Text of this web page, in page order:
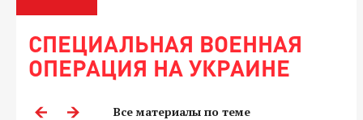
СПЕЦИАЛЬНАЯ ВОЕННАЯ
ОПЕРАЦИЯ НА УКРАИНЕ
Все материалы по теме